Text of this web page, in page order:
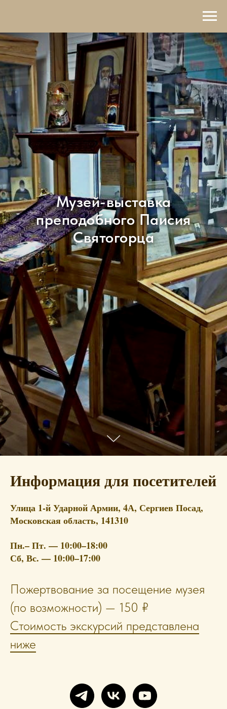
Музей-выставка
преподобного Паисия
Святогорца
Информация для посетителей
Улица 1-й Ударной Армии, 4А, Сергиев Посад,
Московская область, 141310
Пн.– Пт. — 10:00–18:00
Сб, Вс. — 10:00–17:00
Пожертвование за посещение музея
(по возможности) — 150 ₽
Стоимость экскурсий представлена
ниже